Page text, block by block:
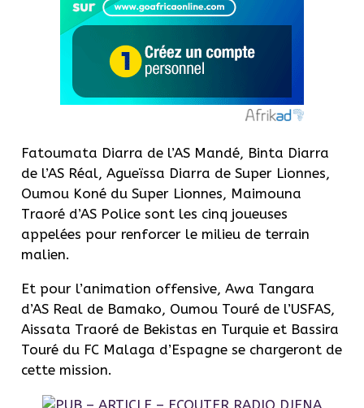
Fatoumata Diarra de l’AS Mandé, Binta Diarra
de l’AS Réal, Agueïssa Diarra de Super Lionnes,
Oumou Koné du Super Lionnes, Maimouna
Traoré d’AS Police sont les cinq joueuses
appelées pour renforcer le milieu de terrain
malien.
Et pour l’animation offensive, Awa Tangara
d’AS Real de Bamako, Oumou Touré de l’USFAS,
Aissata Traoré de Bekistas en Turquie et Bassira
Touré du FC Malaga d’Espagne se chargeront de
cette mission.